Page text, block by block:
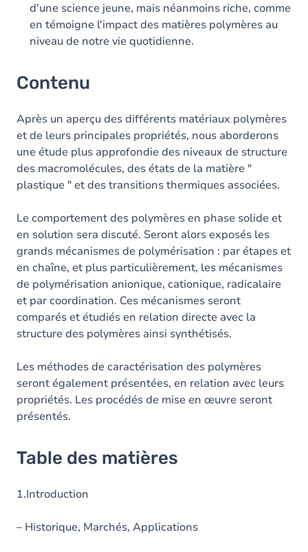
d'une science jeune, mais néanmoins riche, comme
en témoigne l'impact des matières polymères au
niveau de notre vie quotidienne.
Contenu
Après un aperçu des différents matériaux polymères
et de leurs principales propriétés, nous aborderons
une étude plus approfondie des niveaux de structure
des macromolécules, des états de la matière "
plastique " et des transitions thermiques associées.
Le comportement des polymères en phase solide et
en solution sera discuté. Seront alors exposés les
grands mécanismes de polymérisation : par étapes et
en chaîne, et plus particulièrement, les mécanismes
de polymérisation anionique, cationique, radicalaire
et par coordination. Ces mécanismes seront
comparés et étudiés en relation directe avec la
structure des polymères ainsi synthétisés.
Les méthodes de caractérisation des polymères
seront également présentées, en relation avec leurs
propriétés. Les procédés de mise en œuvre seront
présentés.
Table des matières
1.Introduction
– Historique, Marchés, Applications